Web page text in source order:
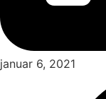
januar 6, 2021